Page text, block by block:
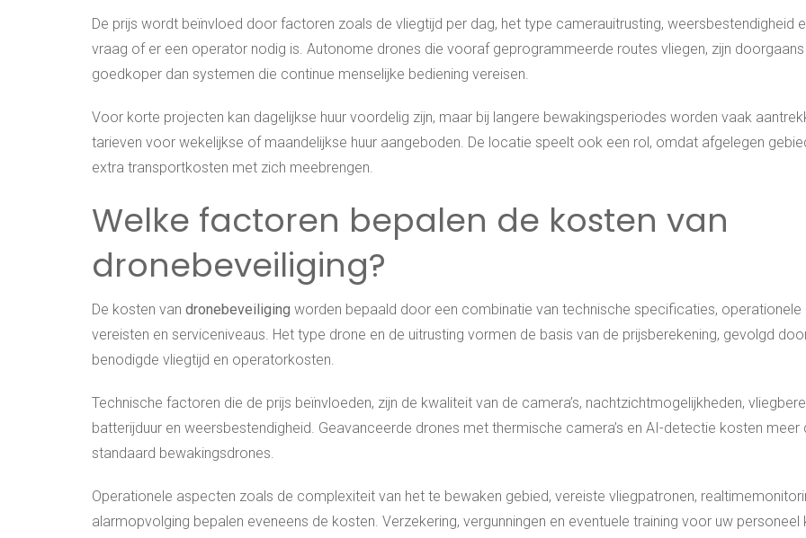
De prijs wordt beïnvloed door factoren zoals de vliegtijd per dag, het type camerauitrusting, weersbestendigheid
vraag of er een operator nodig is. Autonome drones die vooraf geprogrammeerde routes vliegen, zijn doorgaans
goedkoper dan systemen die continue menselijke bediening vereisen.
Voor korte projecten kan dagelijkse huur voordelig zijn, maar bij langere bewakingsperiodes worden vaak
tarieven voor wekelijkse of maandelijkse huur aangeboden. De locatie speelt ook een rol, omdat afgelegen
extra transportkosten met zich meebrengen.
Welke factoren bepalen de kosten van
dronebeveiliging?
De kosten van dronebeveiliging worden bepaald door een combinatie van technische specificaties, operationele
vereisten en serviceniveaus. Het type drone en de uitrusting vormen de basis van de prijsberekening, gevolgd
benodigde vliegtijd en operatorkosten.
Technische factoren die de prijs beïnvloeden, zijn de kwaliteit van de camera’s, nachtzichtmogelijkheden,
batterijduur en weersbestendigheid. Geavanceerde drones met thermische camera’s en AI-detectie kosten meer
standaard bewakingsdrones.
Operationele aspecten zoals de complexiteit van het te bewaken gebied, vereiste vliegpatronen,
alarmopvolging bepalen eveneens de kosten. Verzekering, vergunningen en eventuele training voor uw personeel